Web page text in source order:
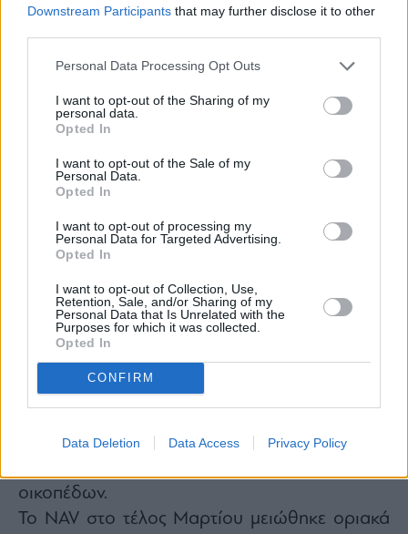
Downstream Participants that may further disclose it to other
Personal Data Processing Opt Outs
I want to opt-out of the Sharing of my
personal data.
Opted In
I want to opt-out of the Sale of my
Personal Data.
Opted In
I want to opt-out of processing my
Personal Data for Targeted Advertising.
Opted In
I want to opt-out of Collection, Use,
Retention, Sale, and/or Sharing of my
Personal Data that Is Unrelated with the
Purposes for which it was collected.
Opted In
CONFIRM
Data Deletion Data Access Privacy Policy
NAV, ταμειακές εισπράξεις και
αποτίμηση
Σύμφωνα με την Pantelakis, οι συνολικές
ταμειακές εισπράξεις από πωλήσεις και
μισθώσεις ακινήτων στο Ελληνικό έχουν
φτάσει τα 1,74 δισ. ευρώ από την έναρξη του
έργου έως τις 31 Μαΐου 2026, από 1,67 δισ.
ευρώ στο τέλος Μαρτίου και 1,49 δισ. ευρώ
ευρώ αφορούν οικιστικές αναπτύξεις και τα
οικοπέδων.
Το NAV στο τέλος Μαρτίου μειώθηκε οριακά